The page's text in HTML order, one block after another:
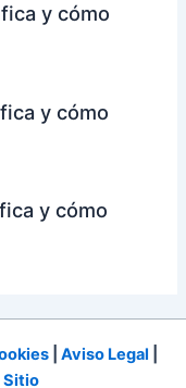
y cómo
y cómo
y cómo
Aviso Legal
Sitio